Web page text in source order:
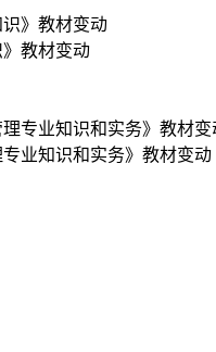
教材变动
业知识和实务》教材变动